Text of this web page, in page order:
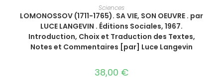
AJOUTER AU PANIER
Sciences
LOMONOSSOV (1711-1765). SA VIE, SON OEUVRE . par
LUCE LANGEVIN . Éditions Sociales, 1967.
Introduction, Choix et Traduction des Textes,
Notes et Commentaires [par] Luce Langevin
38,00 €